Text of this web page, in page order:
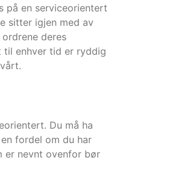
på en serviceorientert
sitter igjen med av
deres
til enhver tid er ryddig
Du må ha
fordel om du har
er nevnt ovenfor bør